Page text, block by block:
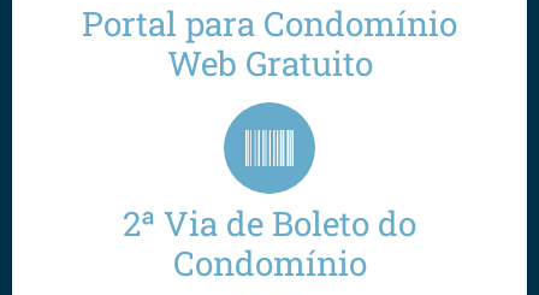
Portal para Condomínio
Web Gratuito
2ª Via de Boleto do
Condomínio